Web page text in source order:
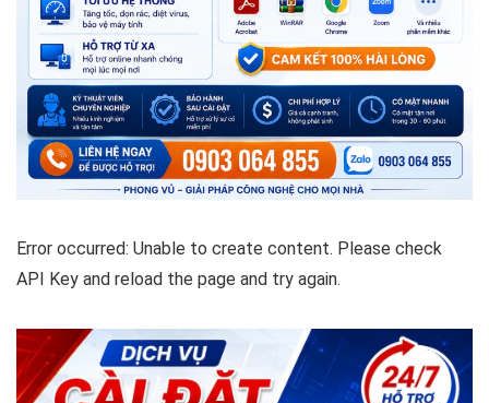
Error occurred: Unable to create content. Please check
API Key and reload the page and try again.